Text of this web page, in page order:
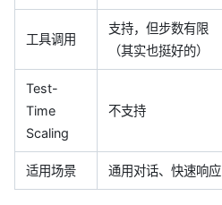
工具调用
支持，但步数有限
（其实也挺好的）
Test-
Time
Scaling
不支持
适用场景 通用对话、快速响应